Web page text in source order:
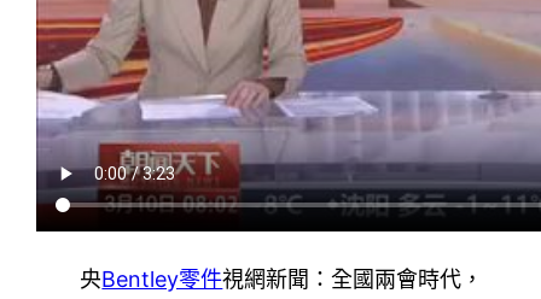
央Bentley零件視網新聞：全國兩會時代，